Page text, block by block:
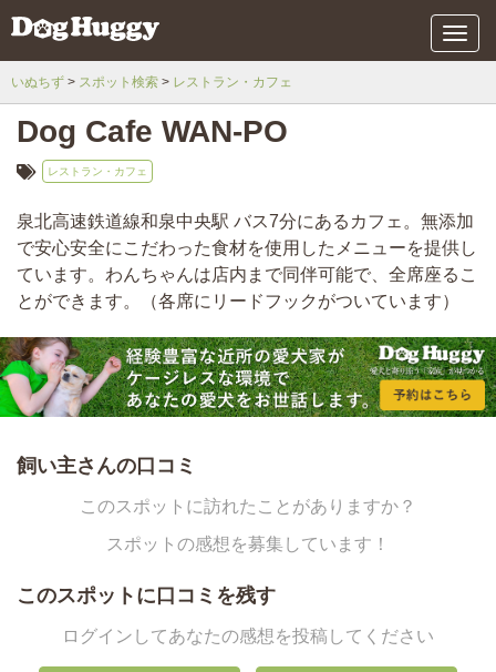
メ
ニ
いぬちず スポット検索 レストラン・カフェ
Dog Cafe WAN-PO
レストラン・カフェ
泉北高速鉄道線和泉中央駅 バス7分にあるカフェ。無添加
で安心安全にこだわった食材を使用したメニューを提供し
ています。わんちゃんは店内まで同伴可能で、全席座るこ
とができます。（各席にリードフックがついています）
飼い主さんの口コミ
このスポットに訪れたことがありますか？
スポットの感想を募集しています！
このスポットに口コミを残す
ログインしてあなたの感想を投稿してください